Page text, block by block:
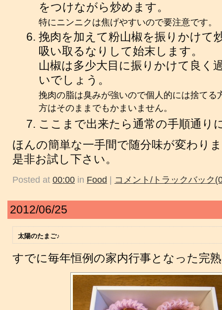
をつけながら炒めます。
特にニンニクは焦げやすいので要注意です。
挽肉を加えて粉山椒を振りかけて
吸い取るなりして始末します。
山椒は多少大目に振りかけて良く
いでしょう。
挽肉の脂は臭みが強いので個人的には捨てる
方はそのままでもかまいません。
ここまで出来たら通常の手順通り
ほんの簡単な一手間で随分味が変わり
是非お試し下さい。
Posted at 00:00 in Food コメント/トラックバック
2012/06/25
太陽のたまご♪
すでに毎年恒例の家内行事となった完